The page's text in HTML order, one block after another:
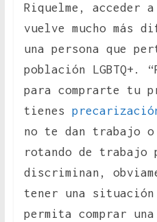
Riquelme, acceder
vuelve mucho más
una persona que
población LGBTQ+.
para comprarte tu
tienes
no te dan trabajo
rotando de trabajo
discriminan,
tener una situación
permita comprar